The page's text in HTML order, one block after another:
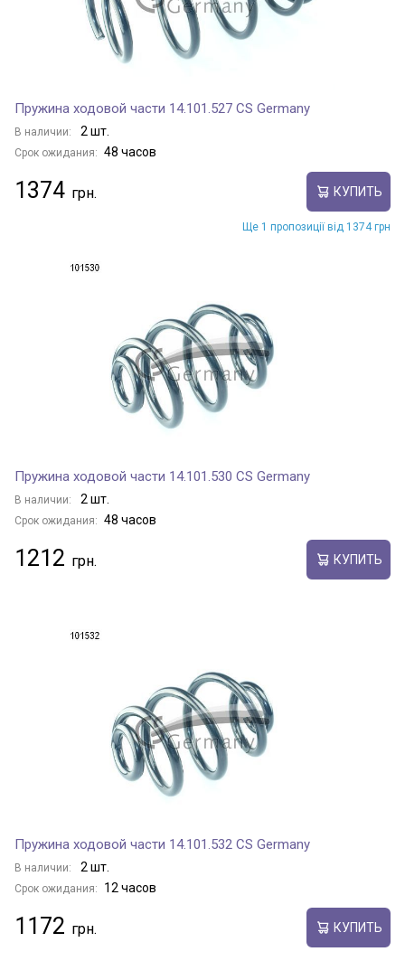
Пружина ходовой части 14.101.527 CS Germany
В наличии: 2 шт.
Срок ожидания: 48 часов
1374 КУПИТЬ
Ще 1 пропозиції від 1374 грн
Пружина ходовой части 14.101.530 CS Germany
В наличии: 2 шт.
Срок ожидания: 48 часов
1212 КУПИТЬ
Пружина ходовой части 14.101.532 CS Germany
В наличии: 2 шт.
Срок ожидания: 12 часов
1172 КУПИТЬ